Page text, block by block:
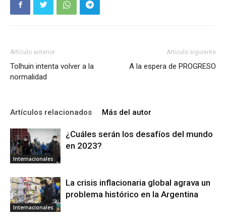
Artículo anterior
Tolhuin intenta volver a la
normalidad
Artículo siguiente
A la espera de PROGRESO
Artículos relacionados Más del autor
Internacionales
¿Cuáles serán los desafíos del mundo
en 2023?
Internacionales
La crisis inflacionaria global agrava un
problema histórico en la Argentina